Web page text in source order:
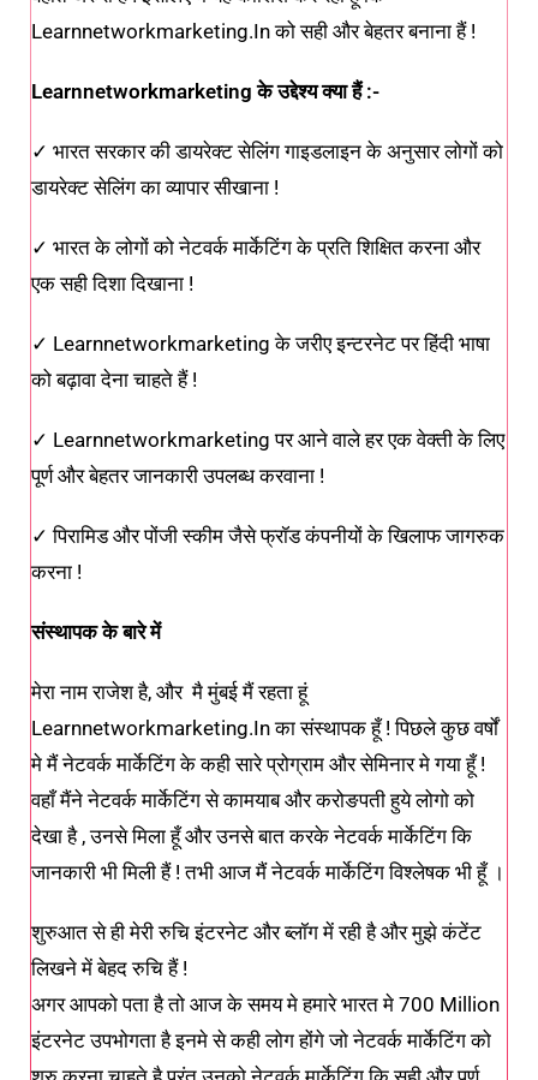
Learnnetworkmarketing.in को सही और बेहतर बनाना हैं !
Learnnetworkmarketing के उद्देश्य क्या हैं :-
✓ भारत सरकार की डायरेक्ट सेलिंग गाइडलाइन के अनुसार लोगों को
डायरेक्ट सेलिंग का व्यापार सीखाना !
✓ भारत के लोगों को नेटवर्क मार्केटिंग के प्रति शिक्षित करना और
एक सही दिशा दिखाना !
✓ Learnnetworkmarketing के जरीए इन्टरनेट पर हिंदी भाषा
को बढ़ावा देना चाहते हैं !
✓ Learnnetworkmarketing पर आने वाले हर एक वेक्ती के लिए
पूर्ण और बेहतर जानकारी उपलब्ध करवाना !
✓ पिरामिड और पोंजी स्कीम जैसे फ्रॉड कंपनीयों के खिलाफ जागरुक
करना !
संस्थापक के बारे में
मेरा नाम राजेश है, और मै मुंबई मैं रहता हूं
Learnnetworkmarketing.in का संस्थापक हूँ ! पिछले कुछ वर्षों
मे मैं नेटवर्क मार्केटिंग के कही सारे प्रोग्राम और सेमिनार मे गया हूँ !
वहाँ मैंने नेटवर्क मार्केटिंग से कामयाब और करोङपती हुये लोगो को
देखा है , उनसे मिला हूँ और उनसे बात करके नेटवर्क मार्केटिंग कि
जानकारी भी मिली हैं ! तभी आज मैं नेटवर्क मार्केटिंग विश्लेषक भी हूँ ।
शुरुआत से ही मेरी रुचि इंटरनेट और ब्लॉग में रही है और मुझे कंटेंट
लिखने में बेहद रुचि हैं !
अगर आपको पता है तो आज के समय मे हमारे भारत मे 700 Million
इंटरनेट उपभोगता है इनमे से कही लोग होंगे जो नेटवर्क मार्केटिंग को